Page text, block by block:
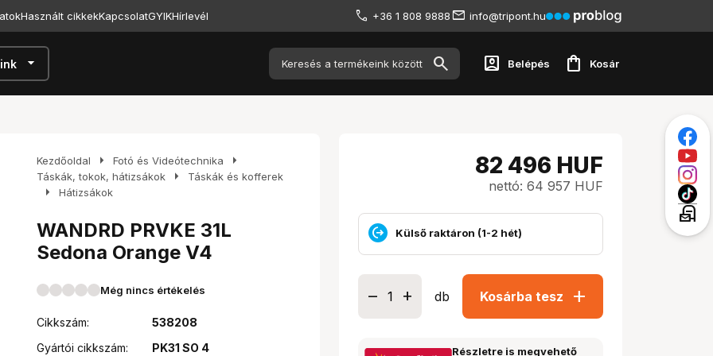
Használt cikkekKapcsolatGYIKHírlevél +36 1 808 9888 info@tripont.hu
arrow_drop_down account_box Belépés shopping_bag Kosár
Kezdőoldal arrow_right Fotó és Videótechnika arrow_right
Táskák, tokok, hátizsákok arrow_right Táskák és kofferek
arrow_right Hátizsákok
WANDRD PRVKE 31L
Sedona Orange V4
Még nincs értékelés
Cikkszám:
538208
Gyártói cikkszám:
PK31 SO 4
82 496 HUF
nettó: 64 957 HUF
Külső raktáron (1-2 hét)
db Kosárba tesz add
Részletre is megvehető
local_post_office